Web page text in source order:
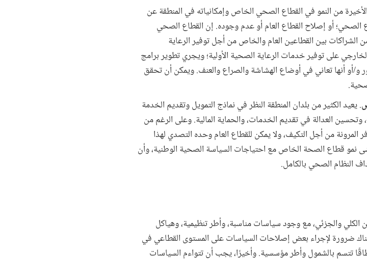
من النمو في القطاع الصحي الخاص وإمكانياته في المنطقة عن
الصحي؛ أو إصلاح القطاع العام أو عدم وجوده. إن القطاع الصحي
بين القطاعين العام والخاص من أجل توفير الرعاية
على توفير خدمات الرعاية الصحية الأولية؛ ويجري تطوير برامج
أنها تعاني في أوضاع الهشاشة والصراع والعنف. ويمكن أن تحقق
. يعيد الكثير من بلدان المنطقة النظر في نماذج التمويل وتقديم الخدمة
العدالة في تقديم الخدمات، والحماية المالية. وعلى الرغم من
من أجل التكيف، ولا يمكن للقطاع العام وحده التصدي لهذا
نمو قطاع الصحة الخاص مع احتياجات السياسة الصحية الوطنية، وأن
النظام الصحي بالكامل.
والجزئي، مع وجود سياسات مناسبة، وأطر تنظيمية، وهياكل
ضرورة لإجراء بعض إصلاحات السياسات على المستوى القطاعي في
تتسم بالشمول وأطر مؤسسية. وأخيرًا، يجب أن تتواءم السياسات